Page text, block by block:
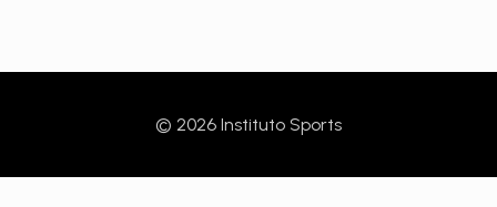
© 2026 Instituto Sports